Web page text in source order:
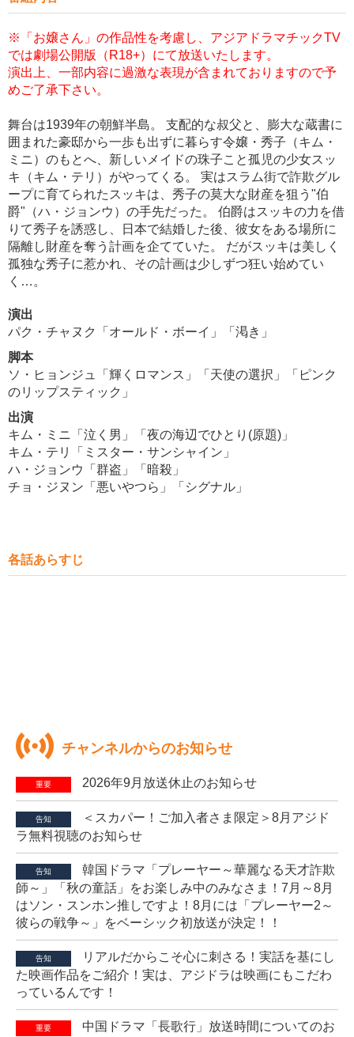
※「お嬢さん」の作品性を考慮し、アジアドラマチックTV
では劇場公開版（R18+）にて放送いたします。
演出上、一部内容に過激な表現が含まれておりますので予
めご了承下さい。
舞台は1939年の朝鮮半島。 支配的な叔父と、膨大な蔵書に
囲まれた豪邸から一歩も出ずに暮らす令嬢・秀子（キム・
ミニ）のもとへ、新しいメイドの珠子こと孤児の少女スッ
キ（キム・テリ）がやってくる。 実はスラム街で詐欺グル
ープに育てられたスッキは、秀子の莫大な財産を狙う"伯
爵"（ハ・ジョンウ）の手先だった。 伯爵はスッキの力を借
りて秀子を誘惑し、日本で結婚した後、彼女をある場所に
隔離し財産を奪う計画を企てていた。 だがスッキは美しく
孤独な秀子に惹かれ、その計画は少しずつ狂い始めてい
く…。
演出
パク・チャヌク「オールド・ボーイ」「渇き」
脚本
ソ・ヒョンジュ「輝くロマンス」「天使の選択」「ピンク
のリップスティック」
出演
キム・ミニ「泣く男」「夜の海辺でひとり(原題)」
キム・テリ「ミスター・サンシャイン」
ハ・ジョンウ「群盗」「暗殺」
チョ・ジヌン「悪いやつら」「シグナル」
各話あらすじ
チャンネルからのお知らせ
重要 2026年9月放送休止のお知らせ
告知
＜スカパー！ご加入者さま限定＞8月アジド
ラ無料視聴のお知らせ
告知
韓国ドラマ「プレーヤー～華麗なる天才詐欺
師～」「秋の童話」をお楽しみ中のみなさま！7月～8月
はソン・スンホン推しですよ！8月には「プレーヤー2～
彼らの戦争～」をベーシック初放送が決定！！
告知
リアルだからこそ心に刺さる！実話を基にし
た映画作品をご紹介！実は、アジドラは映画にもこだわ
っているんです！
重要
中国ドラマ「長歌行」放送時間についてのお